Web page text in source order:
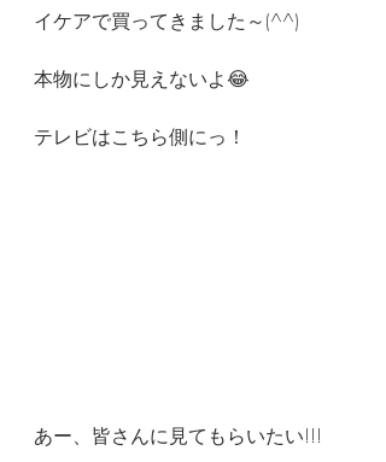
イケアで買ってきました～(^^)
本物にしか見えないよ😂
テレビはこちら側にっ！
あー、皆さんに見てもらいたい!!!